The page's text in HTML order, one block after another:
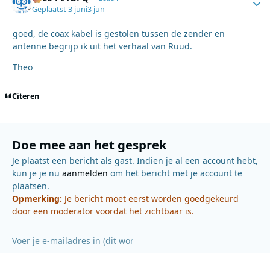
Geplaatst3 juni3 jun
goed, de coax kabel is gestolen tussen de zender en
antenne begrijp ik uit het verhaal van Ruud.
Theo
Citeren
Doe mee aan het gesprek
Je plaatst een bericht als gast. Indien je al een account hebt,
kun je je nu aanmelden om het bericht met je account te
plaatsen.
Opmerking: Je bericht moet eerst worden goedgekeurd
door een moderator voordat het zichtbaar is.